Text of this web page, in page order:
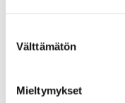
valinta
Välttämätön
Mieltymykset
Mecmesin
Mecmesin AFG är en
för mätning av drag
som börjar på noll och
20 960.00